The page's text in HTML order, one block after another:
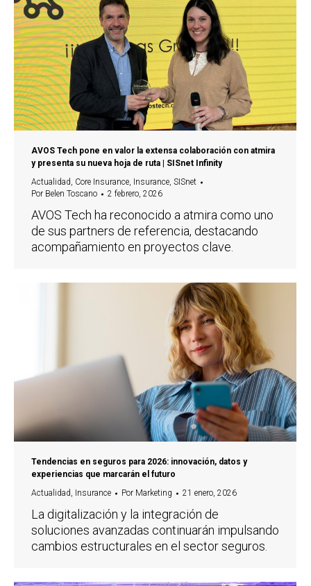
AVOS Tech pone en valor la extensa colaboración con atmira
y presenta su nueva hoja de ruta | SISnet Infinity
Actualidad, Core Insurance, Insurance, SISnet
Por Belen Toscano 2 febrero, 2026
AVOS Tech ha reconocido a atmira como uno
de sus partners de referencia, destacando
acompañamiento en proyectos clave.
Tendencias en seguros para 2026: innovación, datos y
experiencias que marcarán el futuro
Actualidad, Insurance Por Marketing 21 enero, 2026
La digitalización y la integración de
soluciones avanzadas continuarán impulsando
cambios estructurales en el sector seguros.